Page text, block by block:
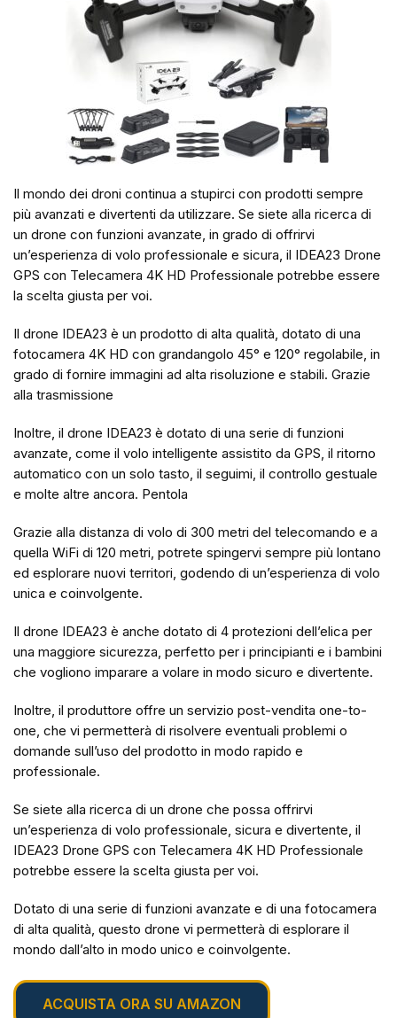
Il mondo dei droni continua a stupirci con prodotti sempre
più avanzati e divertenti da utilizzare. Se siete alla ricerca di
un drone con funzioni avanzate, in grado di offrirvi
un’esperienza di volo professionale e sicura, il IDEA23 Drone
GPS con Telecamera 4K HD Professionale potrebbe essere
la scelta giusta per voi.
Il drone IDEA23 è un prodotto di alta qualità, dotato di una
fotocamera 4K HD con grandangolo 45° e 120° regolabile, in
grado di fornire immagini ad alta risoluzione e stabili. Grazie
alla trasmissione
Inoltre, il drone IDEA23 è dotato di una serie di funzioni
avanzate, come il volo intelligente assistito da GPS, il ritorno
automatico con un solo tasto, il seguimi, il controllo gestuale
e molte altre ancora. Pentola
Grazie alla distanza di volo di 300 metri del telecomando e a
quella WiFi di 120 metri, potrete spingervi sempre più lontano
ed esplorare nuovi territori, godendo di un’esperienza di volo
unica e coinvolgente.
Il drone IDEA23 è anche dotato di 4 protezioni dell’elica per
una maggiore sicurezza, perfetto per i principianti e i bambini
che vogliono imparare a volare in modo sicuro e divertente.
Inoltre, il produttore offre un servizio post-vendita one-to-
one, che vi permetterà di risolvere eventuali problemi o
domande sull’uso del prodotto in modo rapido e
professionale.
Se siete alla ricerca di un drone che possa offrirvi
un’esperienza di volo professionale, sicura e divertente, il
IDEA23 Drone GPS con Telecamera 4K HD Professionale
potrebbe essere la scelta giusta per voi.
Dotato di una serie di funzioni avanzate e di una fotocamera
di alta qualità, questo drone vi permetterà di esplorare il
mondo dall’alto in modo unico e coinvolgente.
ACQUISTA ORA SU AMAZON